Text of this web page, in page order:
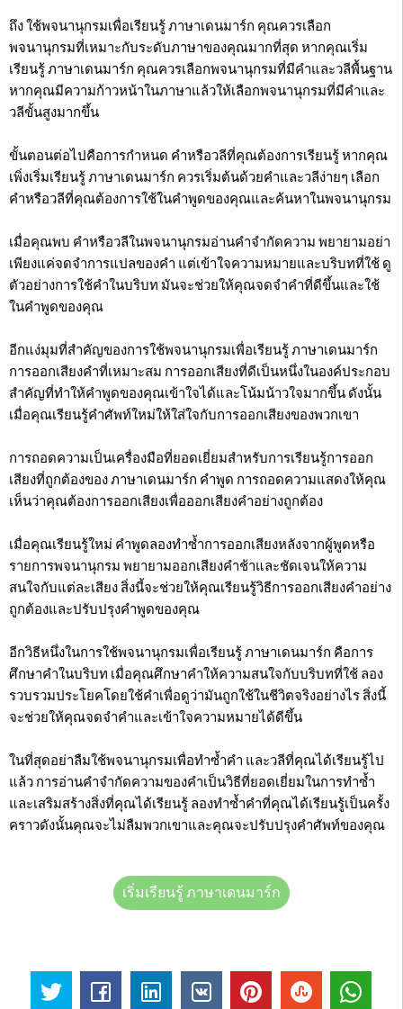
ถึง ใช้พจนานุกรมเพื่อเรียนรู้ ภาษาเดนมาร์ก คุณควรเลือก
พจนานุกรมที่เหมาะกับระดับภาษาของคุณมากที่สุด หากคุณเริ่ม
เรียนรู้ ภาษาเดนมาร์ก คุณควรเลือกพจนานุกรมที่มีคำและวลีพื้นฐาน
หากคุณมีความก้าวหน้าในภาษาแล้วให้เลือกพจนานุกรมที่มีคำและ
วลีขั้นสูงมากขึ้น
ขั้นตอนต่อไปคือการกำหนด คำหรือวลีที่คุณต้องการเรียนรู้ หากคุณ
เพิ่งเริ่มเรียนรู้ ภาษาเดนมาร์ก ควรเริ่มต้นด้วยคำและวลีง่ายๆ เลือก
คำหรือวลีที่คุณต้องการใช้ในคำพูดของคุณและค้นหาในพจนานุกรม
เมื่อคุณพบ คำหรือวลีในพจนานุกรมอ่านคำจำกัดความ พยายามอย่า
เพียงแค่จดจำการแปลของคำ แต่เข้าใจความหมายและบริบทที่ใช้ ดู
ตัวอย่างการใช้คำในบริบท มันจะช่วยให้คุณจดจำคำที่ดีขึ้นและใช้
ในคำพูดของคุณ
อีกแง่มุมที่สำคัญของการใช้พจนานุกรมเพื่อเรียนรู้ ภาษาเดนมาร์ก
การออกเสียงคำที่เหมาะสม การออกเสียงที่ดีเป็นหนึ่งในองค์ประกอบ
สำคัญที่ทำให้คำพูดของคุณเข้าใจได้และโน้มน้าวใจมากขึ้น ดังนั้น
เมื่อคุณเรียนรู้คำศัพท์ใหม่ให้ใส่ใจกับการออกเสียงของพวกเขา
การถอดความเป็นเครื่องมือที่ยอดเยี่ยมสำหรับการเรียนรู้การออก
เสียงที่ถูกต้องของ ภาษาเดนมาร์ก คำพูด การถอดความแสดงให้คุณ
เห็นว่าคุณต้องการออกเสียงเพื่อออกเสียงคำอย่างถูกต้อง
เมื่อคุณเรียนรู้ใหม่ คำพูดลองทำซ้ำการออกเสียงหลังจากผู้พูดหรือ
รายการพจนานุกรม พยายามออกเสียงคำช้าและชัดเจนให้ความ
สนใจกับแต่ละเสียง สิ่งนี้จะช่วยให้คุณเรียนรู้วิธีการออกเสียงคำอย่าง
ถูกต้องและปรับปรุงคำพูดของคุณ
อีกวิธีหนึ่งในการใช้พจนานุกรมเพื่อเรียนรู้ ภาษาเดนมาร์ก คือการ
ศึกษาคำในบริบท เมื่อคุณศึกษาคำให้ความสนใจกับบริบทที่ใช้ ลอง
รวบรวมประโยคโดยใช้คำเพื่อดูว่ามันถูกใช้ในชีวิตจริงอย่างไร สิ่งนี้
จะช่วยให้คุณจดจำคำและเข้าใจความหมายได้ดีขึ้น
ในที่สุดอย่าลืมใช้พจนานุกรมเพื่อทำซ้ำคำ และวลีที่คุณได้เรียนรู้ไป
แล้ว การอ่านคำจำกัดความของคำเป็นวิธีที่ยอดเยี่ยมในการทำซ้ำ
และเสริมสร้างสิ่งที่คุณได้เรียนรู้ ลองทำซ้ำคำที่คุณได้เรียนรู้เป็นครั้ง
คราวดังนั้นคุณจะไม่ลืมพวกเขาและคุณจะปรับปรุงคำศัพท์ของคุณ
เริ่มเรียนรู้ ภาษาเดนมาร์ก